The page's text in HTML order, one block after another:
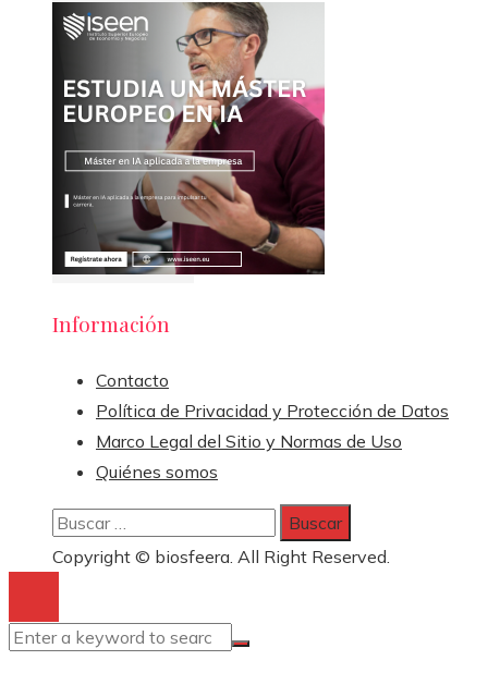
Información
Contacto
Política de Privacidad y Protección de Datos
Marco Legal del Sitio y Normas de Uso
Quiénes somos
Buscar:
Copyright © biosfeera. All Right Reserved.